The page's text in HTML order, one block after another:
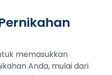
memasukkan
Anda, mulai dari